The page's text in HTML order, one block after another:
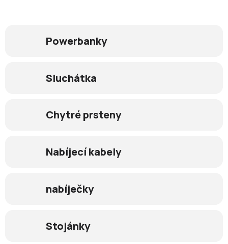
Powerbanky
Sluchátka
Chytré prsteny
Nabíjecí kabely
nabíječky
Stojánky